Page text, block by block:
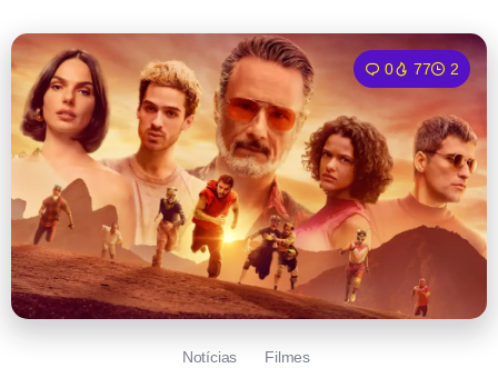
0 77 2
Notícias Filmes